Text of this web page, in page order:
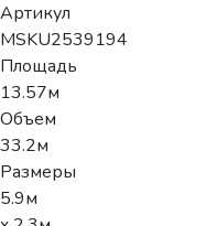
Артикул
MSKU2539194
Площадь
13.57м
Объем
33.2м
Размеры
5.9м